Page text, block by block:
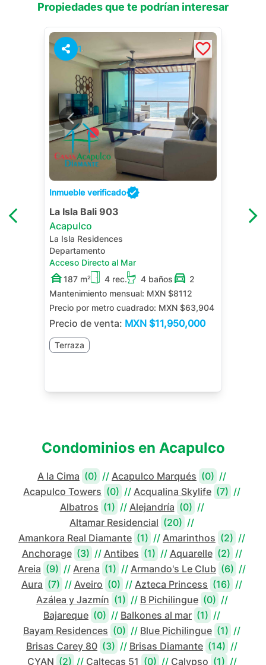
Propiedades que te podrían interesar
1
Inmueble verificado
La Isla Bali 903
Acapulco
La Isla Residences
Departamento
Acceso Directo al Mar
187 m²
4 rec. 4 baños
2
Mantenimiento mensual: MXN $8112
Precio por metro cuadrado: MXN $63,904
Precio de venta: MXN $11,950,000
Terraza
Condominios en Acapulco
A la Cima (0) // Acapulco Marqués (0) //
Acapulco Towers (0) // Acqualina Skylife (7) //
Albatros (1) // Alejandría (0) //
Altamar Residencial (20) //
Amankora Real Diamante (1) // Amarinthos (2) //
Anchorage (3) // Antibes (1) // Aquarelle (2) //
Areia (9) // Arena (1) // Armando's Le Club (6) //
Aura (7) // Aveiro (0) // Azteca Princess (16) //
Azálea y Jazmín (1) // B Pichilingue (0) //
Bajareque (0) // Balkones al mar (1) //
Bayam Residences (0) // Blue Pichilingue (1) //
Brisas Carey 80 (3) // Brisas Diamante (14) //
CYAN (2) // Caltecas 51 (0) // Calypso (1) //